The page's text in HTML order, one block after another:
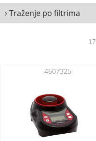
› Traženje po filtrima
4607325